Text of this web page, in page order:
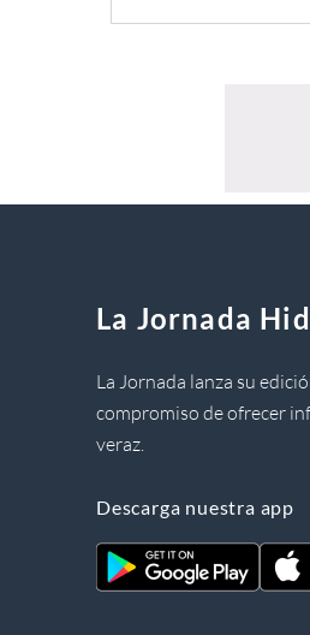
La Jornada
La Jornada lanza su
compromiso de ofrecer
veraz.
Descarga nuestra app